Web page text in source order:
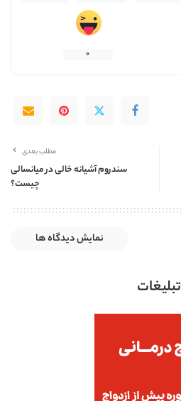
0
مطلب بعدی
سندروم آشیانه خالی در میانسالی
چیست؟
نمایش دیدگاه ها
تبلیغات